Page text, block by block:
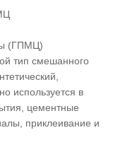
(ГПМЦ)
тип смешанного
используется в
цементные
приклеивание и